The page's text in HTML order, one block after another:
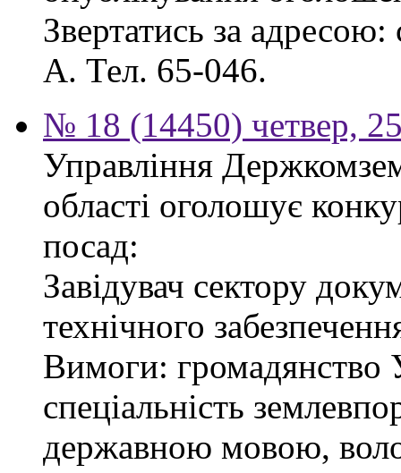
Звертатись за адресою:
А. Тел. 65-046.
№ 18 (14450) четвер,
Управління
області оголошує
посад:
Завідувач сектору
технічного
Вимоги: громадянство
спеціальність
державною мовою,